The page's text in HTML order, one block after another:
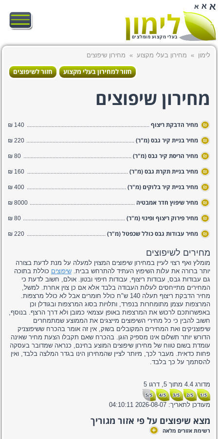
א א א
בעלי מקצוע מומלצים
לימון » מחירון בעלי מקצוע » מחירון שיפוצים
חזור לשיפוצים חזור למחירון בעלי מקצוע
מחירון שיפוצים
₪ מחיר הדבקת ריצוף 140 ₪
₪ מחיר בניית קיר גבס (מ"ר) 220 ₪
₪ מחיר הריסת קיר גבס (מ"ר) 80 ₪
₪ מחיר בניית תקרת גבס (מ"ר) 160 ₪
₪ מחיר בניית קיר בלוקים (מ"ר) 400 ₪
₪ מחיר שיפוץ חדר אמבטיה 8000 ₪
₪ מחיר פירוק ריצוף ופינוי (מ"ר) 80 ₪
₪ מחיר עבודות גבס כולל שכפטל (מ"ר) 220 ₪
מחירים לשיפוצים
מומלץ ואף רצוי לעיין במחירון שיפוצים המצוין למעלה על מנת לדעת בצורה
יותר ברורה את עלות השיפוץ העתיד להתרחש בבית.שיפוצים כוללת בתוכה
גם עבודות גבס, עבודות ריצוף, עבודות חיפוי ובטון. אולם, חשוב לדעת כי
המחירים מתייחסים לעלות העבודה בלבד אלא אם כן צוין אחרת. למשל,
מחיר הדבקת ריצוף תעלה 140 ש"ח כולל חומרים אבל לא כולל מרצפות.
המרצפות עצמן מתומחרות בנפרד, ותלויות בסוג המרצפות ובגודלן וכן
באפשרותכם לרכוש את המרצפות באופן עצמאי כמובן ולא דרך הרצף. בנוסף,
חשוב להבין כי כל מחירי השיפוצים מייצגים את הממוצע שמתמחרים
שיפוצניקים ואת המחירים המקובלים בשוק, אין זה אומר בהכרח ששיפוצניק
הדורש יותר תשלום אינו מספיק הוגן. בהכרח שאם תקבלו הצעת מחיר שאינה
עומדת בשום טווח של מחירון שיפוצים המוצע בחינם, כנראה שמדובר בעסקה
פחות כדאית. מעבר לכך, מיותר לציין שהמחירון הינו בגדר המלצה בלבד, ואין
להסתמך על כך בלבד.
מדורג4.4 מתוך5, דרגו5
1/5
2/5
3/5
4/5
5/5
מעודכן לתאריך:2026-08-07 04:10:11
מצא שיפוצים על פי אזור מגוריך
רשימת אזורים מלאה +